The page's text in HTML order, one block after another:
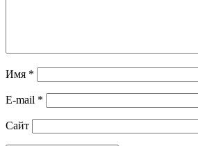
Имя *
E-mail *
Сайт